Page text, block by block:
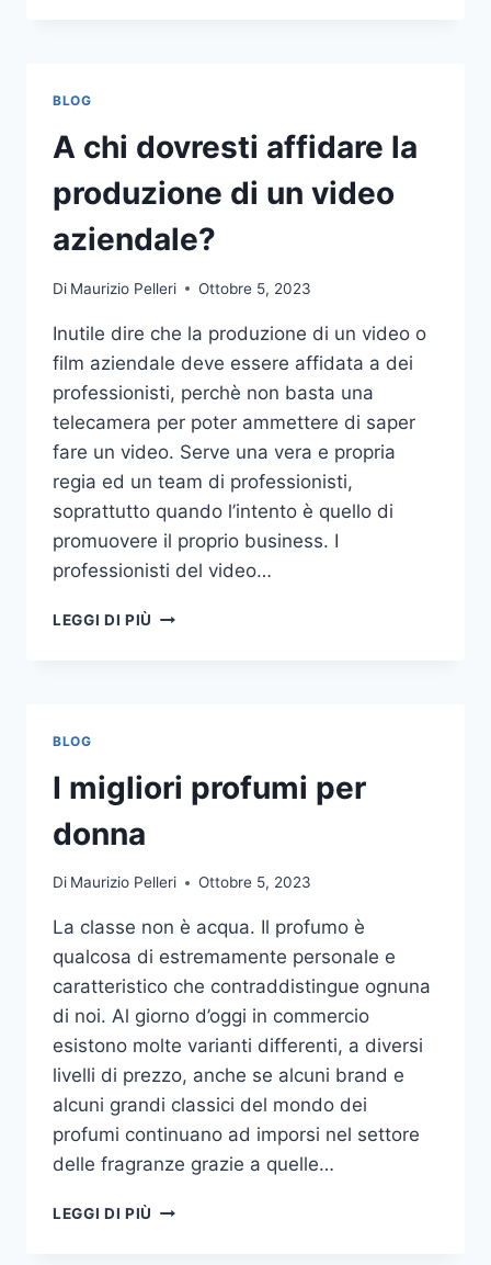
NELLE
SCOMMESSE
SPORTIVE
ONLINE
BLOG
A chi dovresti affidare la
produzione di un video
aziendale?
Di Maurizio Pelleri Ottobre 5, 2023
Inutile dire che la produzione di un video o
film aziendale deve essere affidata a dei
professionisti, perchè non basta una
telecamera per poter ammettere di saper
fare un video. Serve una vera e propria
regia ed un team di professionisti,
soprattutto quando l’intento è quello di
promuovere il proprio business. I
professionisti del video…
LEGGI DI PIÙ
VIDEO
BLOG
I migliori profumi per
donna
Di Maurizio Pelleri Ottobre 5, 2023
La classe non è acqua. Il profumo è
qualcosa di estremamente personale e
caratteristico che contraddistingue ognuna
di noi. Al giorno d’oggi in commercio
esistono molte varianti differenti, a diversi
livelli di prezzo, anche se alcuni brand e
alcuni grandi classici del mondo dei
profumi continuano ad imporsi nel settore
delle fragranze grazie a quelle…
LEGGI DI PIÙ